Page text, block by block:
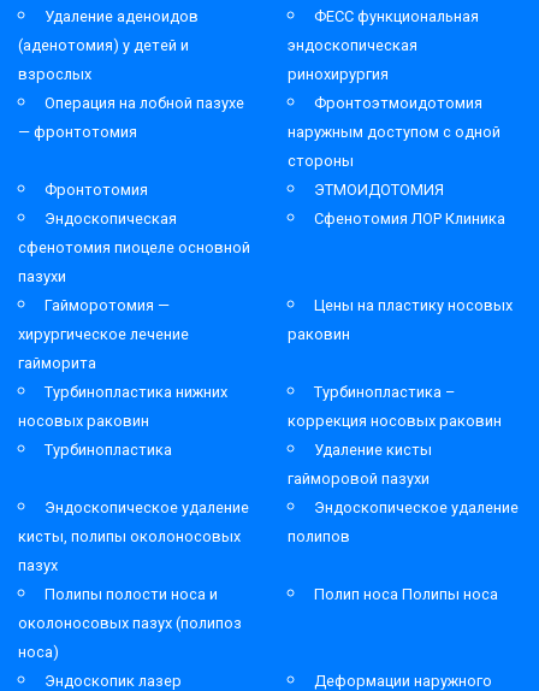
Удаление аденоидов
(аденотомия) у детей и
взрослых
ФЕСС функциональная
эндоскопическая
ринохирургия
Операция на лобной пазухе
— фронтотомия
Фронтоэтмоидотомия
наружным доступом с одной
стороны
Фронтотомия
ЭТМОИДОТОМИЯ
Эндоскопическая
сфенотомия пиоцеле основной
пазухи
Сфенотомия ЛОР Клиника
Гайморотомия —
хирургическое лечение
гайморита
Цены на пластику носовых
раковин
Турбинопластика нижних
носовых раковин
Турбинопластика –
коррекция носовых раковин
Турбинопластика
Удаление кисты
гайморовой пазухи
Эндоскопическое удаление
кисты, полипы околоносовых
пазух
Эндоскопическое удаление
полипов
Полипы полости носа и
околоносовых пазух (полипоз
носа)
Полип носа Полипы носа
Эндоскопик лазер
Деформации наружного